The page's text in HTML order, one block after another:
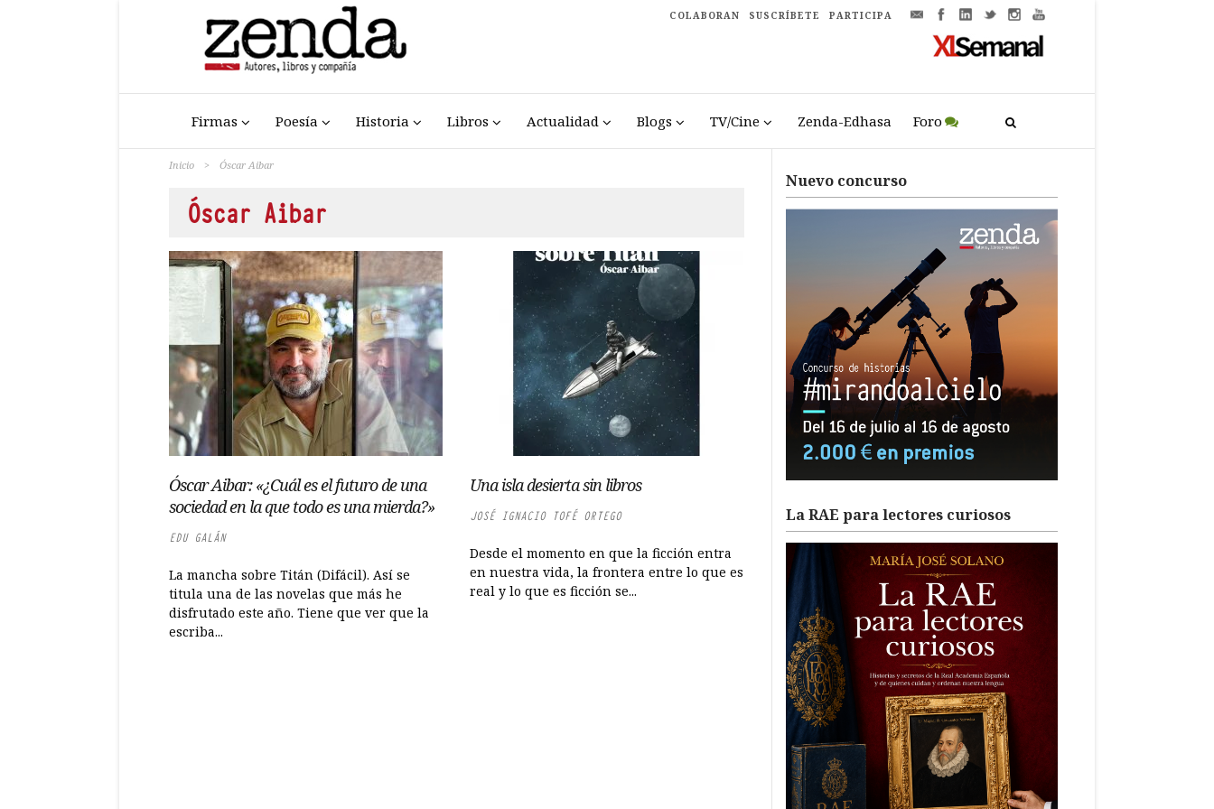
COLABORAN SUSCRÍBETE PARTICIPA
Firmas Poesía Historia Libros Actualidad Blogs TV/Cine Zenda-Edhasa Foro
Inicio > Óscar Aibar
Óscar Aibar
Óscar Aibar: «¿Cuál es el futuro de una
sociedad en la que todo es una mierda?»
EDU GALÁN
La mancha sobre Titán (Difácil). Así se
titula una de las novelas que más he
disfrutado este año. Tiene que ver que la
escriba...
Una isla desierta sin libros
JOSÉ IGNACIO TOFÉ ORTEGO
Desde el momento en que la ficción entra
en nuestra vida, la frontera entre lo que es
real y lo que es ficción se...
Nuevo concurso
La RAE para lectores curiosos